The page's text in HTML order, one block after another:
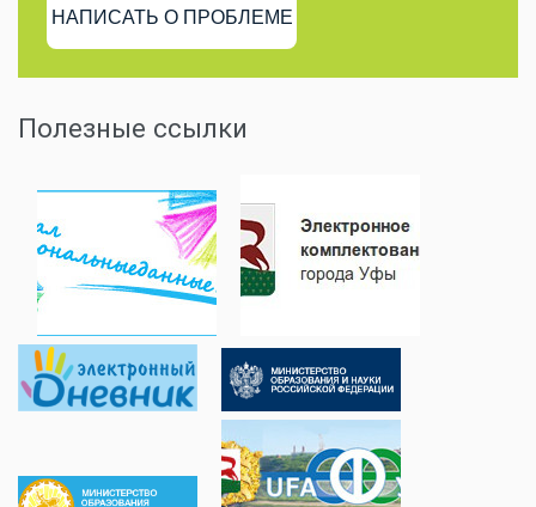
НАПИСАТЬ О ПРОБЛЕМЕ
Полезные ссылки